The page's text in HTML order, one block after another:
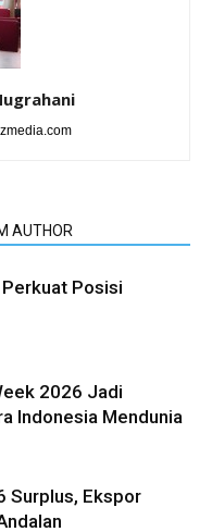
AUTHOR
Posisi
2026 Jadi
Indonesia Mendunia
Surplus, Ekspor